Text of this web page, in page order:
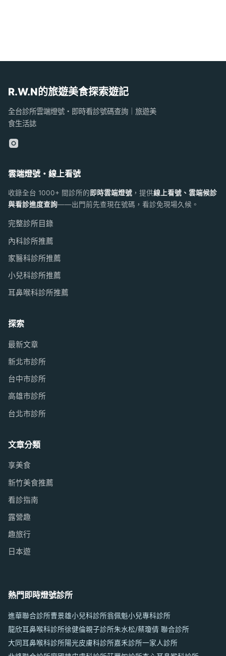
R.W.N的旅遊美食探索遊記
全台診所雲端燈號・即時看診號碼查詢｜旅遊美
食生活誌
雲端燈號・線上看號
收錄全台 1000+ 間診所的即時雲端燈號 ，提供線上看號、雲端候診
與看診進度查詢——出門前先查現在號碼，看診免現場久候。
完整診所目錄
內科診所推薦
家醫科診所推薦
小兒科診所推薦
耳鼻喉科診所推薦
探索
最新文章
新北市診所
台中市診所
高雄市診所
台北市診所
文章分類
享美食
新竹美食推薦
看診指南
露營趣
趣旅行
日本遊
熱門即時燈號診所
進華聯合診所曹景雄小兒科診所翁佩魁小兒專科診所
龍欣耳鼻喉科診所徐健倫親子診所朱水松/蔡瓊倩 聯合診所
大同耳鼻喉科診所陽光皮膚科診所嘉禾診所一家人診所